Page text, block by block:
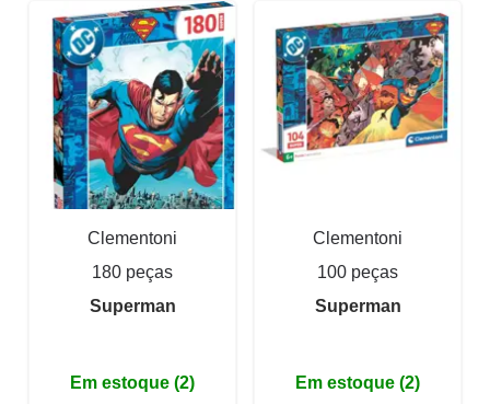
Clementoni
180 peças
Superman
Em estoque (2)
Clementoni
100 peças
Superman
Em estoque (2)